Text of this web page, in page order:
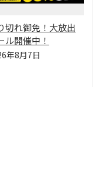
切れ御免！大放出
ル開催中！
年8月7日